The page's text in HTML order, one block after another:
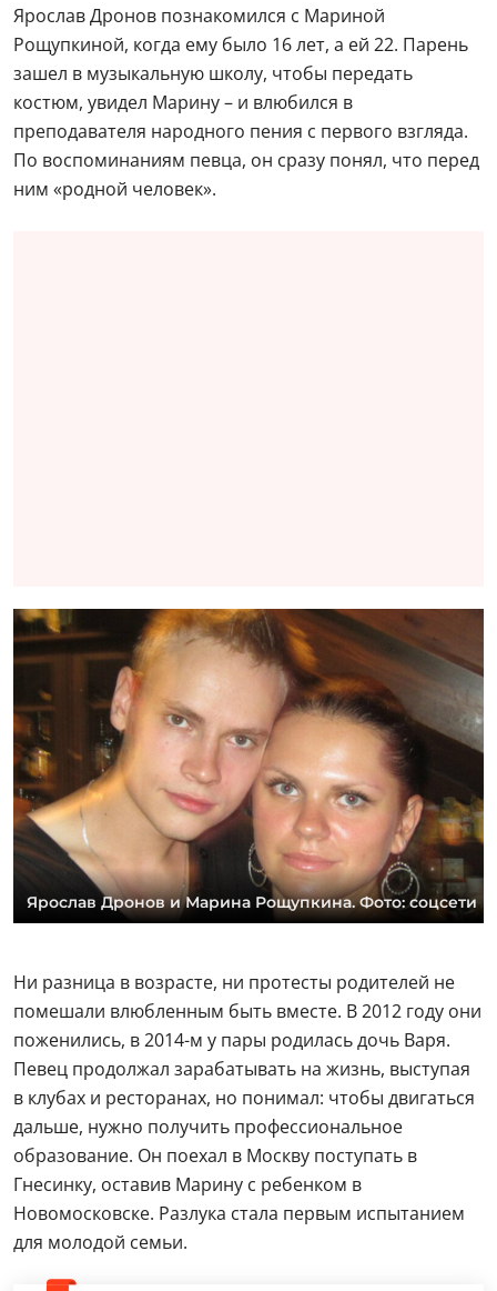
Ярослав Дронов познакомился с Мариной
Рощупкиной, когда ему было 16 лет, а ей 22. Парень
зашел в музыкальную школу, чтобы передать
костюм, увидел Марину – и влюбился в
преподавателя народного пения с первого взгляда.
По воспоминаниям певца, он сразу понял, что перед
ним «родной человек».
Ярослав Дронов и Марина Рощупкина. Фото: соцсети
Ни разница в возрасте, ни протесты родителей не
помешали влюбленным быть вместе. В 2012 году они
поженились, в 2014-м у пары родилась дочь Варя.
Певец продолжал зарабатывать на жизнь, выступая
в клубах и ресторанах, но понимал: чтобы двигаться
дальше, нужно получить профессиональное
образование. Он поехал в Москву поступать в
Гнесинку, оставив Марину с ребенком в
Новомосковске. Разлука стала первым испытанием
для молодой семьи.